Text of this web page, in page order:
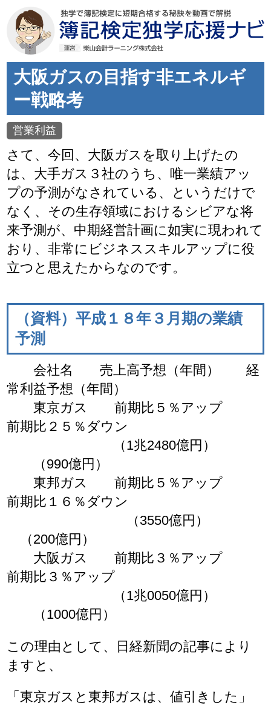
大阪ガスの目指す非エネルギ
ー戦略考
営業利益
さて、今回、大阪ガスを取り上げたの
は、大手ガス３社のうち、唯一業績アッ
プの予測がなされている、というだけで
なく、その生存領域におけるシビアな将
来予測が、中期経営計画に如実に現われて
おり、非常にビジネススキルアップに役
立つと思えたからなのです。
（資料）平成１８年３月期の業績
予測
会社名 売上高予想（年間） 経
常利益予想（年間）
東京ガス 前期比５％アップ
前期比２５％ダウン
（1兆2480億円）
（990億円）
東邦ガス 前期比５％アップ
前期比１６％ダウン
（3550億円）
（200億円）
大阪ガス 前期比３％アップ
前期比３％アップ
（1兆0050億円）
（1000億円）
この理由として、日経新聞の記事により
ますと、
「東京ガスと東邦ガスは、値引きした」